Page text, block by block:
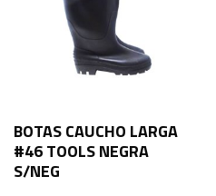
BOTAS CAUCHO LARGA
#46 TOOLS NEGRA
S/NEG